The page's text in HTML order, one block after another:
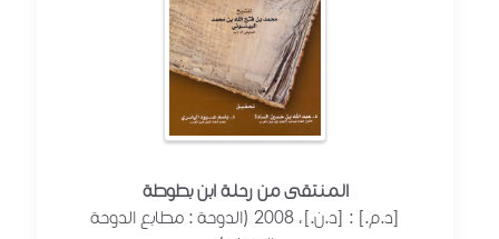
المنتقى من رحلة ابن بطوطة
[د.م.] : [د.ن.]، 2008 (الدوحة : مطابع الدوحة